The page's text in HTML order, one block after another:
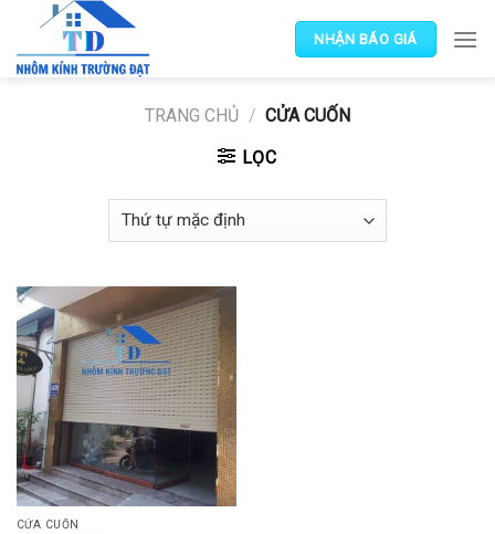
content
NHẬN BÁO GIÁ
TRANG CHỦ / CỬA CUỐN
LỌC
CỬA CUỐN